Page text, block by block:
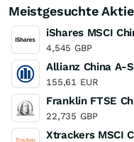
Meistgesuchte
iShares MSCI
4,545 GBP
Allianz China A-
155,61 EUR
Franklin FTSE
22,735 GBP
Xtrackers MSCI